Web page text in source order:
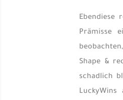
Ebendiese
Prämisse
Shape &
schadlich